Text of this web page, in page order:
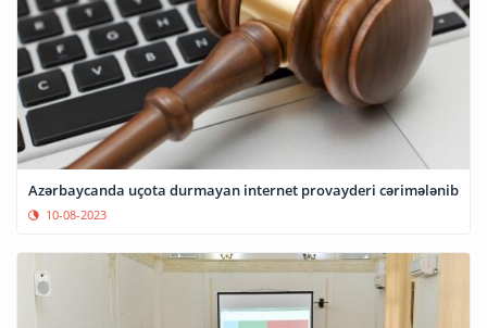
Azərbaycanda uçota durmayan internet provayderi cərimələnib
10-08-2023